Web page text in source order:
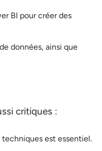
BI pour créer des
données, ainsi que
critiques :
est essentiel.